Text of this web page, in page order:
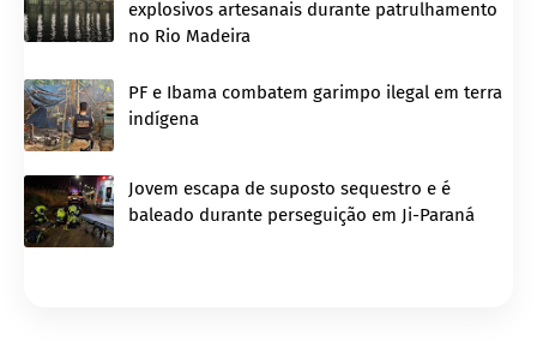
explosivos artesanais durante patrulhamento
no Rio Madeira
PF e Ibama combatem garimpo ilegal em terra
indígena
Jovem escapa de suposto sequestro e é
baleado durante perseguição em Ji-Paraná